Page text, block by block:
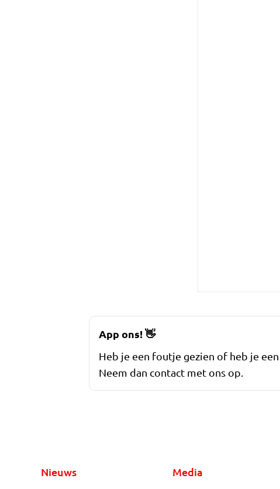
App ons!👋
Heb je een foutje gezien of heb je
Neem dan contact met ons op.
Nieuws Media